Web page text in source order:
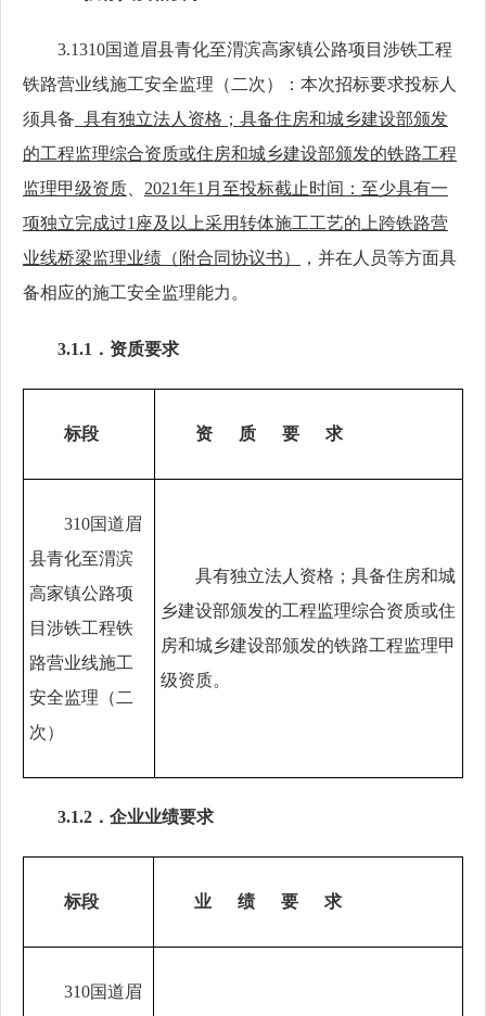
3.1310国道眉县青化至渭滨高家镇公路项目涉铁工程
铁路营业线施工安全监理（二次）
：本次招标要求投标人
须具备 具有独立法人资格； 具备住房和城乡建设部颁发
的工程监理综合资质或住房和城乡建设部颁发的铁路工程
监理甲级资质
2021年1月至投标截止时间： 至少具有一
项独立完成过1座及以上采用转体施工工艺的上跨铁路营
业线桥梁监理业绩（附合同协议书）
，并在人员等方面具
备相应的施工安全监理能力。
3.1.1．资质要求
标段 资 质 要 求
310国道眉
县青化至渭滨
高家镇公路项
目涉铁工程铁
路营业线施工
安全监理（二
次）
具有独立法人资格； 具备住房和城
乡建设部颁发的工程监理综合资质或住
房和城乡建设部颁发的铁路工程监理甲
级资质。
3.1.2．企业业绩要求
标段 业 绩 要 求
310国道眉